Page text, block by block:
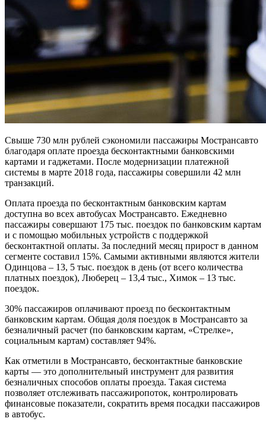
Свыше 730 млн рублей сэкономили пассажиры Мострансавто
благодаря оплате проезда бесконтактными банковскими
картами и гаджетами. После модернизации платежной
системы в марте 2018 года, пассажиры совершили 42 млн
транзакций.
Оплата проезда по бесконтактным банковским картам
доступна во всех автобусах Мострансавто. Ежедневно
пассажиры совершают 175 тыс. поездок по банковским картам
и с помощью мобильных устройств с поддержкой
бесконтактной оплаты. За последний месяц прирост в данном
сегменте составил 15%. Самыми активными являются жители
Одинцова – 13, 5 тыс. поездок в день (от всего количества
платных поездок), Люберец – 13,4 тыс., Химок – 13 тыс.
поездок.
30% пассажиров оплачивают проезд по бесконтактным
банковским картам. Общая доля поездок в Мострансавто за
безналичный расчет (по банковским картам, «Стрелке»,
социальным картам) составляет 94%.
Как отметили в Мострансавто, бесконтактные банковские
карты — это дополнительный инструмент для развития
безналичных способов оплаты проезда. Такая система
позволяет отслеживать пассажиропоток, контролировать
финансовые показатели, сократить время посадки пассажиров
в автобус.